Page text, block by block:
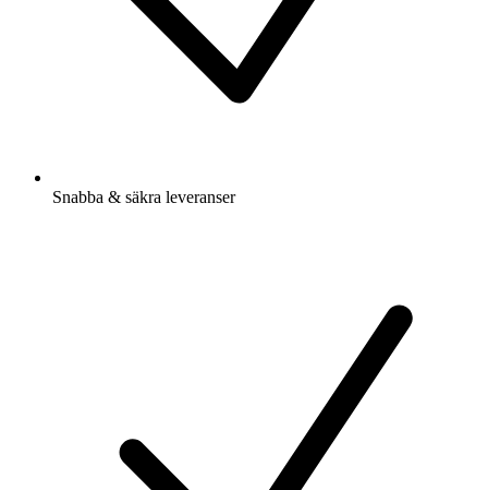
Snabba & säkra leveranser